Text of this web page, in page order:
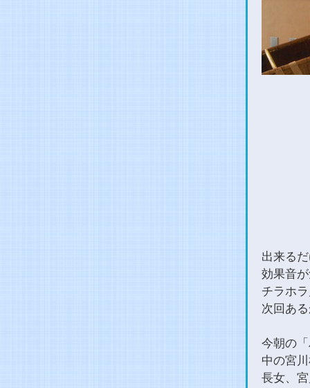
出来る
効果音
チラホ
次回あ
今朝の
中の宮
長女、